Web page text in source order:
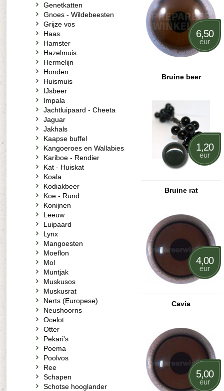
6,50
eur
Bruine beer
1,20
eur
Bruine rat
4,00
eur
Cavia
5,00
eur
Genetkatten
Gnoes - Wildebeesten
Grijze vos
Haas
Hamster
Hazelmuis
Hermelijn
Honden
Huismuis
IJsbeer
Impala
Jachtluipaard - Cheeta
Jaguar
Jakhals
Kaapse buffel
Kangoeroes en Wallabies
Kariboe - Rendier
Kat - Huiskat
Koala
Kodiakbeer
Koe - Rund
Konijnen
Leeuw
Luipaard
Lynx
Mangoesten
Moeflon
Mol
Muntjak
Muskusos
Muskusrat
Nerts (Europese)
Neushoorns
Ocelot
Otter
Pekari's
Poema
Poolvos
Ree
Schapen
Schotse hooglander